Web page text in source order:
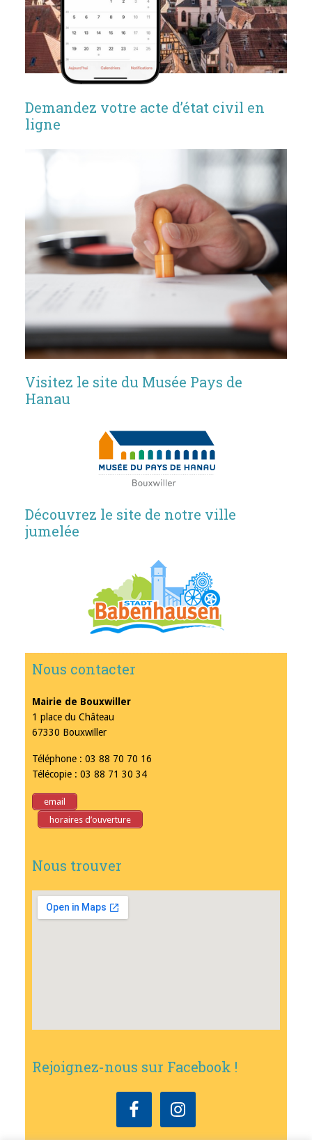
Demandez votre acte d’état civil en
ligne
Visitez le site du Musée Pays de
Hanau
Découvrez le site de notre ville
jumelée
Nous contacter
Mairie de Bouxwiller
1 place du Château
67330 Bouxwiller
Téléphone : 03 88 70 70 16
Télécopie : 03 88 71 30 34
email
horaires d’ouverture
Nous trouver
Rejoignez-nous sur Facebook !